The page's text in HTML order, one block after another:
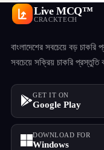
Live MCQ™
CRACKTECH
বাংলাদেশের সবচেয়ে বড়
সবচেয়ে সক্রিয় চাকরি প্রস্তুতি
GET IT ON
Google Play
DOWNLOAD FOR
Windows